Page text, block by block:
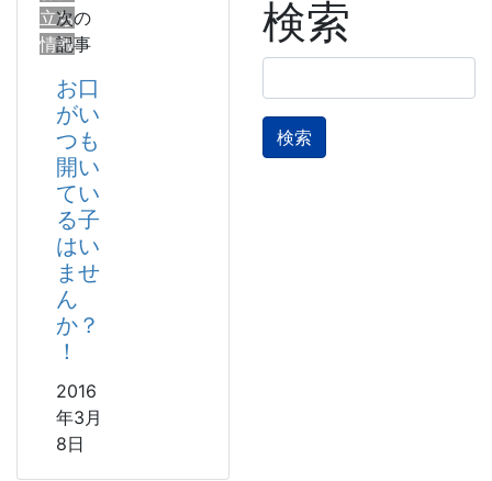
立ち
情報
次の
記事
お口
がい
つも
開い
てい
る子
はい
ませ
ん
か？
！
2016
年3月
8日
検索
索: